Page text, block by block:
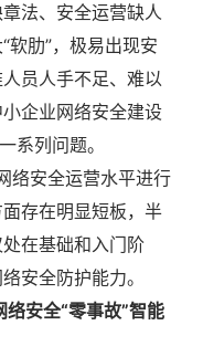
法、安全运营缺人
软肋”，极易出现安
员人手不足、难以
企业网络安全建设
系列问题。
安全运营水平进行
存在明显短板，半
在基础和入门阶
安全防护能力。
安全“零事故”智能